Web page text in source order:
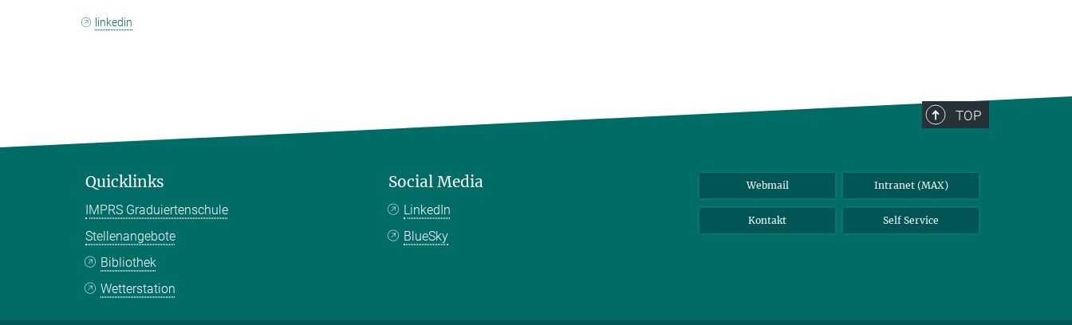
linkedin
TOP
Quicklinks
IMPRS Graduiertenschule
Stellenangebote
Bibliothek
Wetterstation
Social Media
LinkedIn
BlueSky
Webmail Intranet (MAX)
Kontakt Self Service